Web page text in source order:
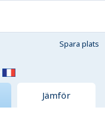
Spara plats
Jämför